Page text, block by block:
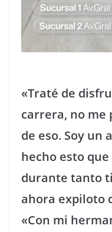
«Traté de
carrera, no me
de eso. Soy un
hecho esto
durante tanto
ahora expiloto
«Con mi